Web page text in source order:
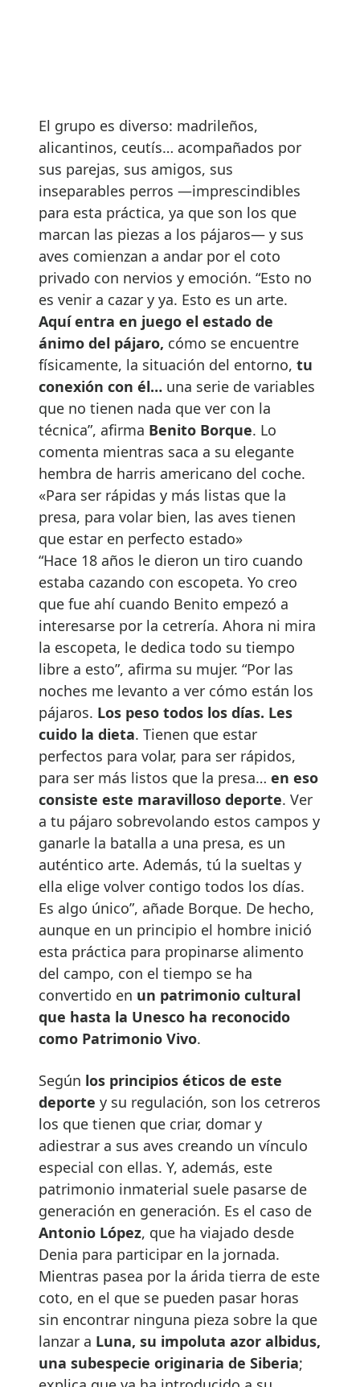
El grupo es diverso: madrileños,
alicantinos, ceutís… acompañados por
sus parejas, sus amigos, sus
inseparables perros —imprescindibles
para esta práctica, ya que son los que
marcan las piezas a los pájaros— y sus
aves comienzan a andar por el coto
privado con nervios y emoción. “Esto no
es venir a cazar y ya. Esto es un arte.
Aquí entra en juego el estado de
ánimo del pájaro, cómo se encuentre
físicamente, la situación del entorno, tu
conexión con él… una serie de variables
que no tienen nada que ver con la
técnica”, afirma Benito Borque. Lo
comenta mientras saca a su elegante
hembra de harris americano del coche.
«Para ser rápidas y más listas que la
presa, para volar bien, las aves tienen
que estar en perfecto estado»
“Hace 18 años le dieron un tiro cuando
estaba cazando con escopeta. Yo creo
que fue ahí cuando Benito empezó a
interesarse por la cetrería. Ahora ni mira
la escopeta, le dedica todo su tiempo
libre a esto”, afirma su mujer. “Por las
noches me levanto a ver cómo están los
pájaros. Los peso todos los días. Les
cuido la dieta. Tienen que estar
perfectos para volar, para ser rápidos,
para ser más listos que la presa… en eso
consiste este maravilloso deporte. Ver
a tu pájaro sobrevolando estos campos y
ganarle la batalla a una presa, es un
auténtico arte. Además, tú la sueltas y
ella elige volver contigo todos los días.
Es algo único”, añade Borque. De hecho,
aunque en un principio el hombre inició
esta práctica para propinarse alimento
del campo, con el tiempo se ha
convertido en un patrimonio cultural
que hasta la Unesco ha reconocido
como Patrimonio Vivo.
Según los principios éticos de este
deporte y su regulación, son los cetreros
los que tienen que criar, domar y
adiestrar a sus aves creando un vínculo
especial con ellas. Y, además, este
patrimonio inmaterial suele pasarse de
generación en generación. Es el caso de
Antonio López, que ha viajado desde
Denia para participar en la jornada.
Mientras pasea por la árida tierra de este
coto, en el que se pueden pasar horas
sin encontrar ninguna pieza sobre la que
lanzar a Luna, su impoluta azor albidus,
una subespecie originaria de Siberia;